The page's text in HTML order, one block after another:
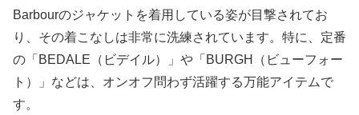
Barbourのジャケットを着用している姿が目撃されてお
り、その着こなしは非常に洗練されています。特に、定番
の「BEDALE（ビデイル）」や「BURGH（ビューフォー
ト）」などは、オンオフ問わず活躍する万能アイテムで
す。